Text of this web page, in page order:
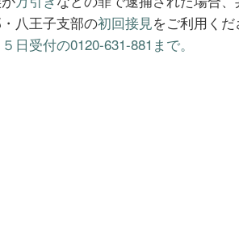
八王子支部の初回接見をご利用くだ
日受付の0120-631-881まで。